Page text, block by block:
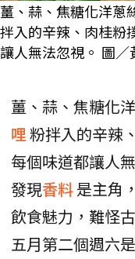
薑、蒜、焦糖化洋蔥
拌入的辛辣、肉桂
讓人無法忽視。 圖
薑、蒜、焦糖化
哩粉拌入的辛辣
每個味道都讓人
發現香料是主角
飲食魅力，難怪
五月第二個週六